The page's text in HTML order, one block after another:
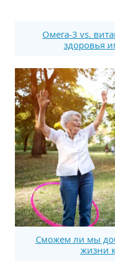
Омега-3 vs.
здоровья
Сможем ли мы
жизни